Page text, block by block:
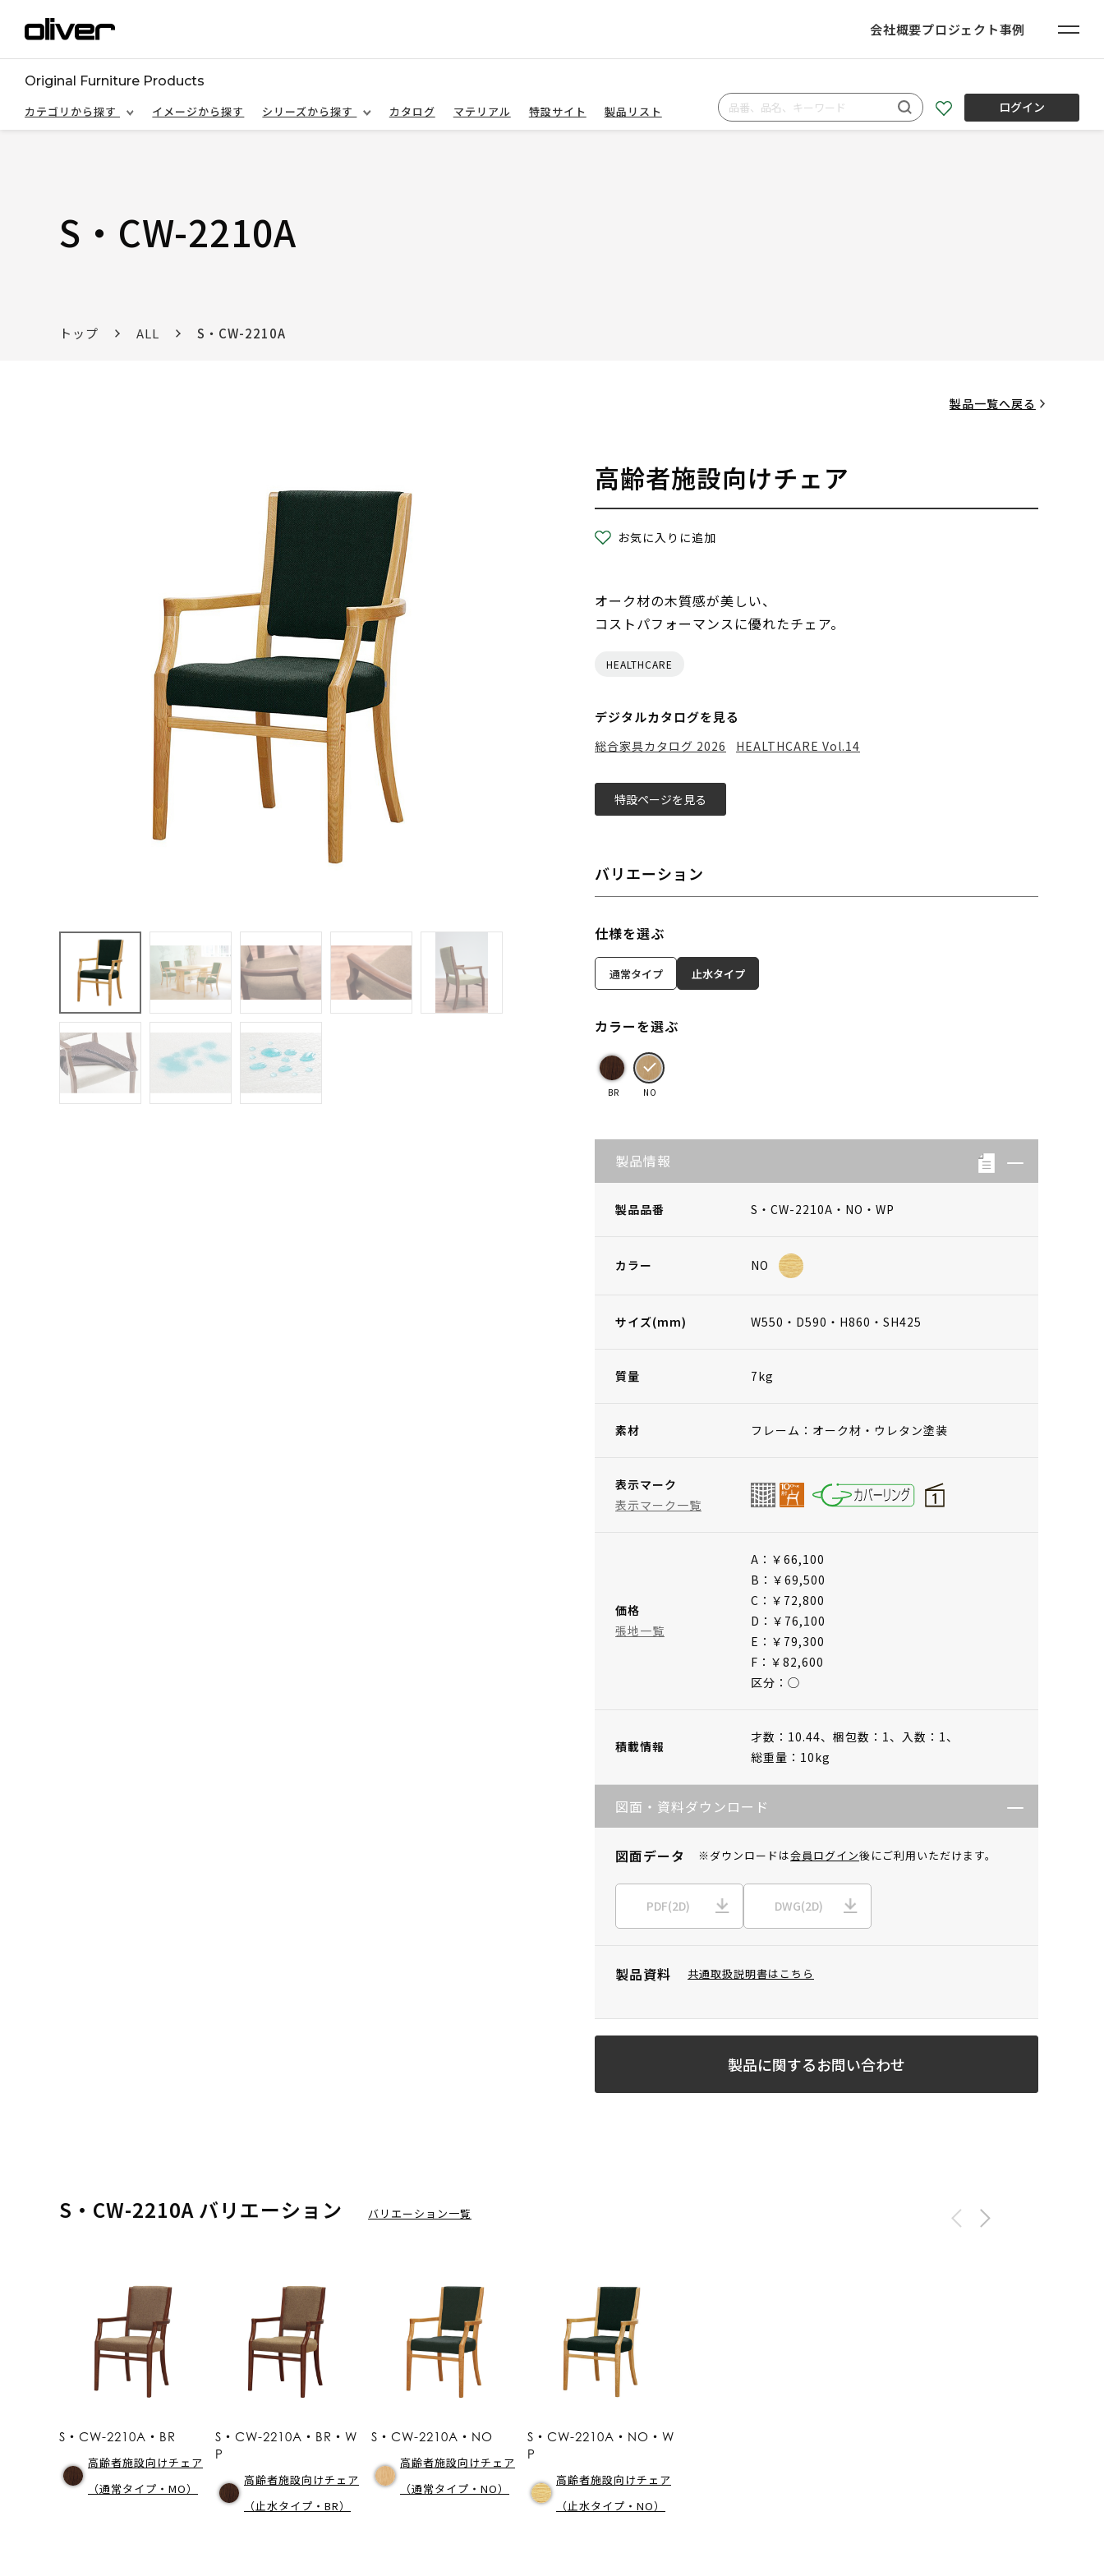
会社概要プロジェクト事例
Original Furniture Products
カテゴリから探す
イメージから探す シリーズから探す カタログ マテリアル 特設サイト 製品リスト ログイン
S・CW-2210A
トップ ALL S・CW-2210A
製品一覧へ戻る
高齢者施設向けチェア
お気に入りに追加
オーク材の木質感が美しい、
コストパフォーマンスに優れたチェア。
HEALTHCARE
デジタルカタログを見る
総合家具カタログ 2026 HEALTHCARE Vol.14
特設ページを見る
バリエーション
仕様を選ぶ
通常タイプ 止水タイプ
カラーを選ぶ
BR NO
製品情報
製品品番 S・CW-2210A・NO・WP
カラー NO
サイズ(mm) W550・D590・H860・SH425
質量 7kg
素材 フレーム：オーク材・ウレタン塗装
表示マーク
表示マーク一覧
価格
張地一覧
A：￥66,100
B：￥69,500
C：￥72,800
D：￥76,100
E：￥79,300
F：￥82,600
区分：◯
積載情報
才数：10.44、 梱包数：1、 入数：1、
総重量：10kg
図面・資料ダウンロード
図面データ ※ダウンロードは会員ログイン後にご利用いただけます。
PDF(2D) DWG(2D)
製品資料 共通取扱説明書はこちら
製品に関するお問い合わせ
S・CW-2210A バリエーション バリエーション一覧
S・CW-2210A・BR
高齢者施設向けチェア
（通常タイプ・MO）
S・CW-2210A・BR・W
P
高齢者施設向けチェア
（止水タイプ・BR）
S・CW-2210A・NO
高齢者施設向けチェア
（通常タイプ・NO）
S・CW-2210A・NO・W
P
高齢者施設向けチェア
（止水タイプ・NO）